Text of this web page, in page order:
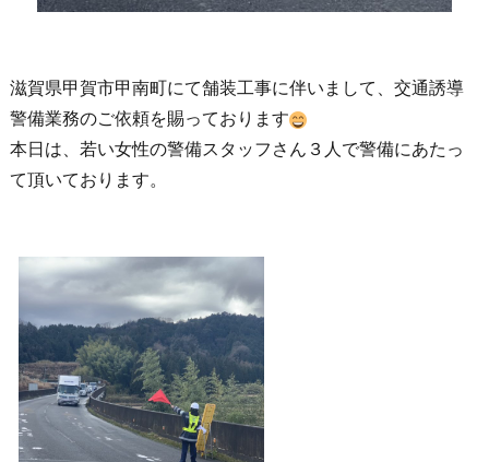
滋賀県甲賀市甲南町にて舗装工事に伴いまして、交通誘導
警備業務のご依頼を賜っております
本日は、若い女性の警備スタッフさん３人で警備にあたっ
て頂いております。